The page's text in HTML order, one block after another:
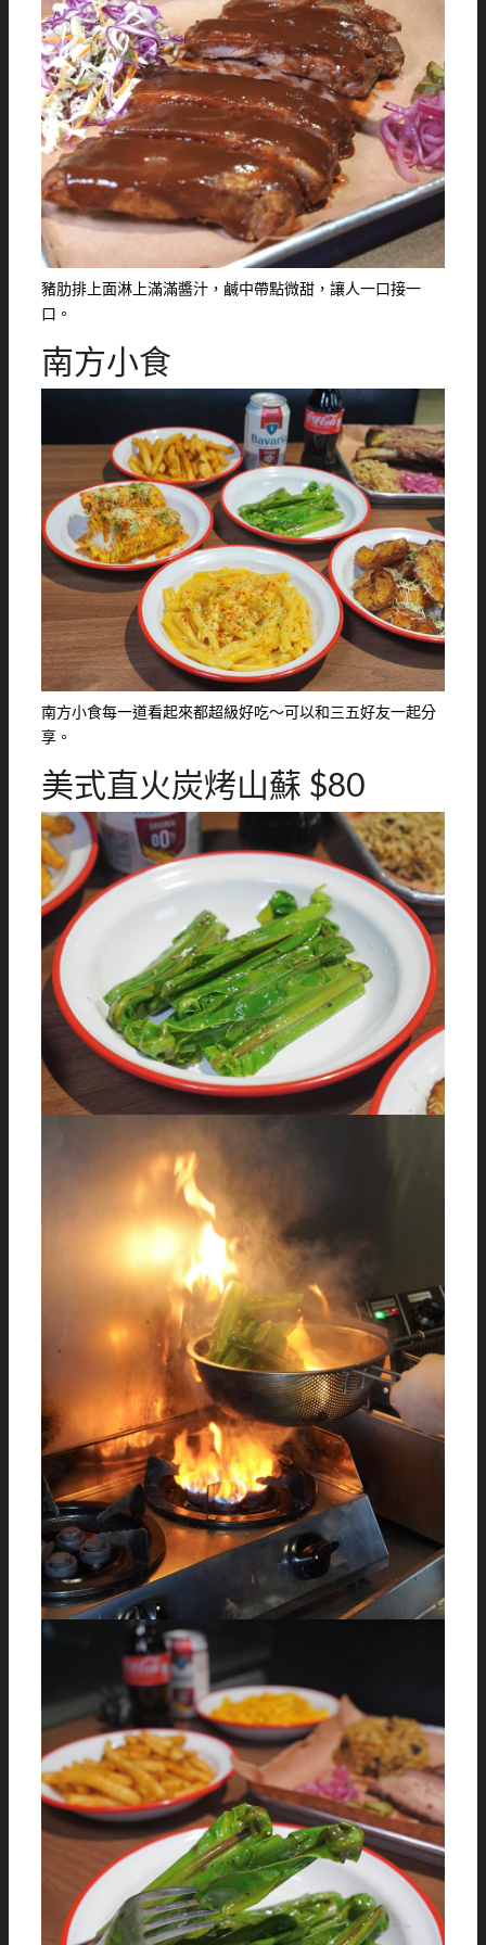
豬肋排上面淋上滿滿醬汁，鹹中帶點微甜，讓人一口接一
口。
南方小食
南方小食每一道看起來都超級好吃～可以和三五好友一起分
享。
美式直火炭烤山蘇 $80